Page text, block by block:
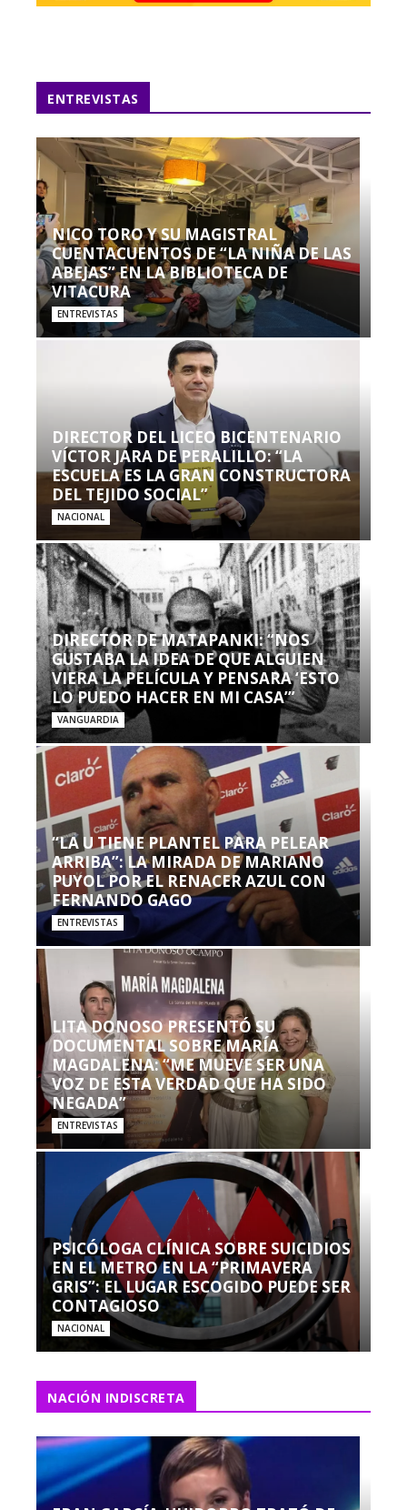
ENTREVISTAS
NICO TORO Y SU MAGISTRAL
CUENTACUENTOS DE “LA NIÑA DE LAS
ABEJAS” EN LA BIBLIOTECA DE
VITACURA
ENTREVISTAS
DIRECTOR DEL LICEO BICENTENARIO
VÍCTOR JARA DE PERALILLO: “LA
ESCUELA ES LA GRAN CONSTRUCTORA
DEL TEJIDO SOCIAL”
NACIONAL
DIRECTOR DE MATAPANKI: “NOS
GUSTABA LA IDEA DE QUE ALGUIEN
VIERA LA PELÍCULA Y PENSARA ‘ESTO
LO PUEDO HACER EN MI CASA’”
VANGUARDIA
“LA U TIENE PLANTEL PARA PELEAR
ARRIBA”: LA MIRADA DE MARIANO
PUYOL POR EL RENACER AZUL CON
FERNANDO GAGO
ENTREVISTAS
LITA DONOSO PRESENTÓ SU
DOCUMENTAL SOBRE MARÍA
MAGDALENA: “ME MUEVE SER UNA
VOZ DE ESTA VERDAD QUE HA SIDO
NEGADA”
ENTREVISTAS
PSICÓLOGA CLÍNICA SOBRE SUICIDIOS
EN EL METRO EN LA “PRIMAVERA
GRIS”: EL LUGAR ESCOGIDO PUEDE SER
CONTAGIOSO
NACIONAL
NACIÓN INDISCRETA